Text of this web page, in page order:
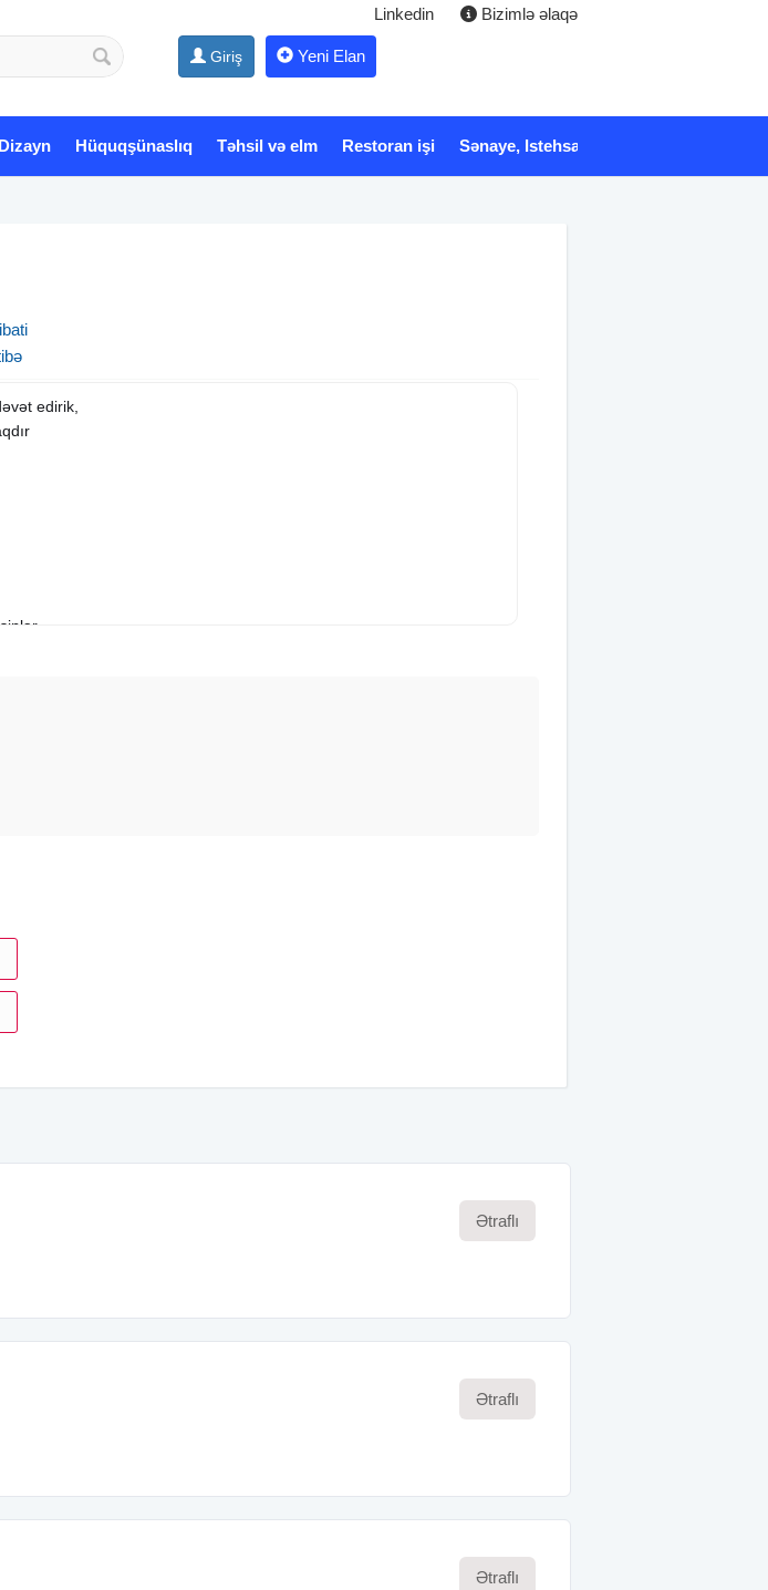
Linkedin Bizimlə əlaqə
Giriş Yeni Elan
Dizayn Hüquqşünaslıq Təhsil və elm Restoran işi Sənaye, Istehsalat
edirik,
Ətraflı
Ətraflı
Ətraflı